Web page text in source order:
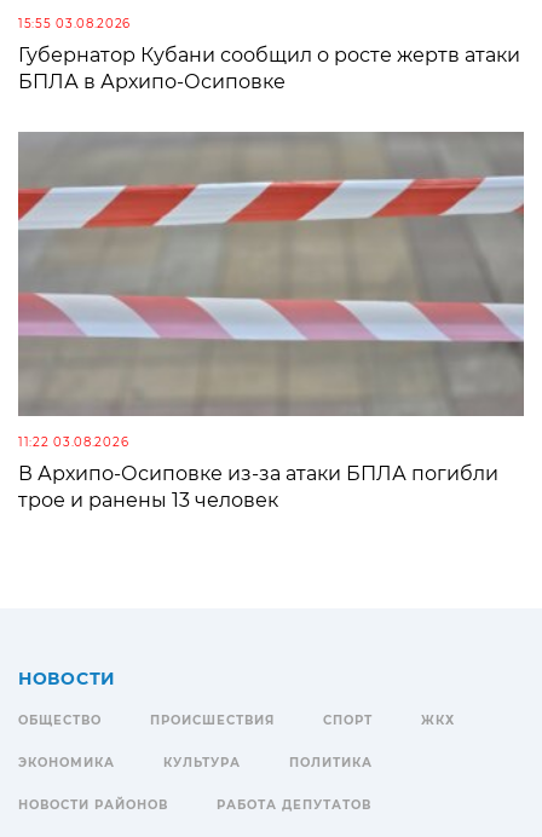
15:55 03.08.2026
Губернатор Кубани сообщил о росте жертв атаки
БПЛА в Архипо-Осиповке
11:22 03.08.2026
В Архипо-Осиповке из-за атаки БПЛА погибли
трое и ранены 13 человек
НОВОСТИ
ОБЩЕСТВО ПРОИСШЕСТВИЯ СПОРТ ЖКХ
ЭКОНОМИКА КУЛЬТУРА ПОЛИТИКА
НОВОСТИ РАЙОНОВ РАБОТА ДЕПУТАТОВ